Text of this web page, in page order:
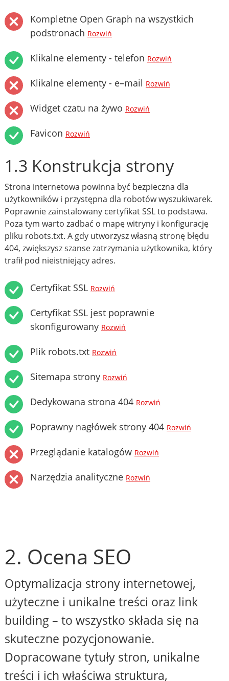
Kompletne Open Graph na wszystkich
podstronach Rozwiń
Klikalne elementy - telefon Rozwiń
Klikalne elementy - e–mail Rozwiń
Widget czatu na żywo Rozwiń
Favicon Rozwiń
1.3 Konstrukcja strony
Strona internetowa powinna być bezpieczna dla
użytkowników i przystępna dla robotów wyszukiwarek.
Poprawnie zainstalowany certyfikat SSL to podstawa.
Poza tym warto zadbać o mapę witryny i konfigurację
pliku robots.txt. A gdy utworzysz własną stronę błędu
404, zwiększysz szanse zatrzymania użytkownika, który
trafił pod nieistniejący adres.
Certyfikat SSL Rozwiń
Certyfikat SSL jest poprawnie
skonfigurowany Rozwiń
Plik robots.txt Rozwiń
Sitemapa strony Rozwiń
Dedykowana strona 404 Rozwiń
Poprawny nagłówek strony 404 Rozwiń
Przeglądanie katalogów Rozwiń
Narzędzia analityczne Rozwiń
2. Ocena SEO
Optymalizacja strony internetowej,
użyteczne i unikalne treści oraz link
building – to wszystko składa się na
skuteczne pozycjonowanie.
Dopracowane tytuły stron, unikalne
treści i ich właściwa struktura,